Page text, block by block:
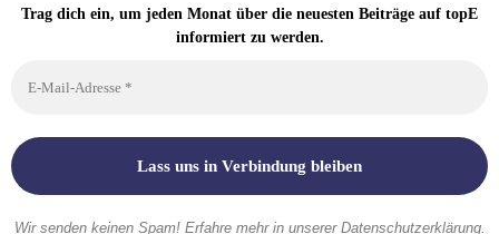
Trag dich ein, um jeden Monat über die neuesten Beiträge auf topE
informiert zu werden.
Wir senden keinen Spam! Erfahre mehr in unserer Datenschutzerklärung.